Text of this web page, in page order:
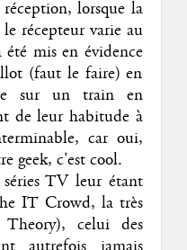
lorsque la
récepteur varie au
mis en évidence
(faut le faire) en
sur un train en
de leur habitude à
car oui,
geek, c'est cool.
TV leur étant
IT Crowd, la très
celui des